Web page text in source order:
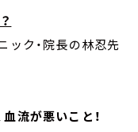
ック・院長の林忍先
流が悪いこと！